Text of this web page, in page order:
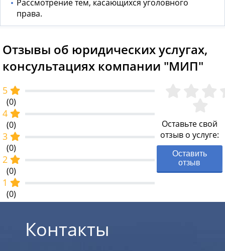
Рассмотрение тем, касающихся уголовного
права.
Отзывы об юридических услугах,
консультациях компании "МИП"
5
(0)
4
(0)
3
(0)
2
(0)
1
(0)
Оставьте свой
отзыв о услуге:
Оставить
отзыв
Контакты